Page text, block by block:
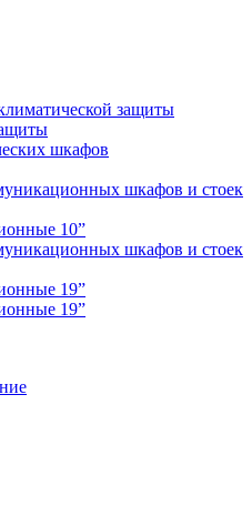
защиты
шкафов
шкафов и стоек
10”
шкафов и стоек
19”
19”